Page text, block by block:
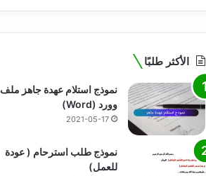
الأكثر طلبًا
نموذج استلام عهدة جاهز ملف
وورد (Word)
2021-05-17
نموذج طلب استرحام ( عودة
للعمل)